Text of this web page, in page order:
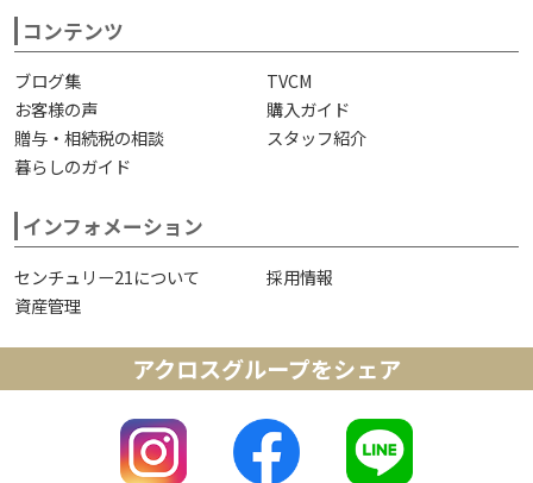
コンテンツ
ブログ集
TVCM
お客様の声
購入ガイド
贈与・相続税の相談
スタッフ紹介
暮らしのガイド
インフォメーション
センチュリー21について
採用情報
資産管理
アクロスグループをシェア